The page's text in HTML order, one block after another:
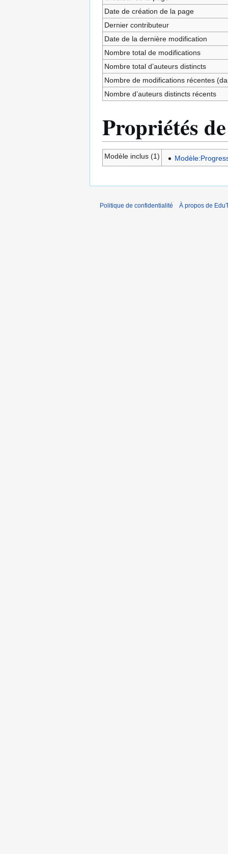
Date de création de la page
Dernier contributeur
Date de la dernière modification
Nombre total de modifications
Nombre total d’auteurs distincts
Nombre de modifications récentes
Nombre d’auteurs distincts récents
Propriétés
Modèle inclus (1)
Politique de confidentialité À propos de